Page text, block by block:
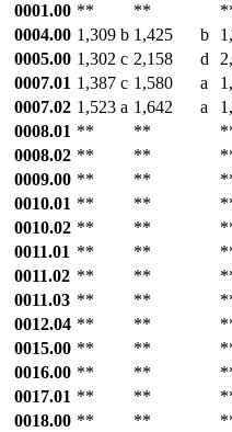
0001.00 ** **
0004.00 1,309 b 1,425 b
0005.00 1,302 c 2,158 d
0007.01 1,387 c 1,580 a
0007.02 1,523 a 1,642 a
0008.01 ** **
0008.02 ** **
0009.00 ** **
0010.01 ** **
0010.02 ** **
0011.01 ** **
0011.02 ** **
0011.03 ** **
0012.04 ** **
0015.00 ** **
0016.00 ** **
0017.01 ** **
0018.00 ** **